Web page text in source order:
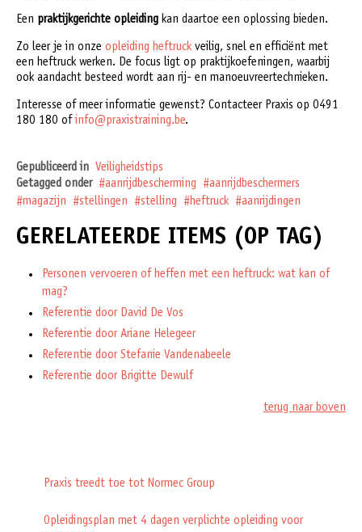
Een praktijkgerichte opleiding kan daartoe een oplossing bieden.
Zo leer je in onze opleiding heftruck veilig, snel en efficiënt met
een heftruck werken. De focus ligt op praktijkoefeningen, waarbij
ook aandacht besteed wordt aan rij- en manoeuvreertechnieken.
Interesse of meer informatie gewenst? Contacteer Praxis op 0491
180 180 ofinfo@praxistraining.be.
Gepubliceerd in Veiligheidstips
Getagged onder
aanrijdbescherming
aanrijdbeschermers
magazijn
stellingen stelling heftruck aanrijdingen
GERELATEERDE ITEMS (OP TAG)
Personen vervoeren of heffen met een heftruck: wat kan of
mag?
Referentie door David De Vos
Referentie door Ariane Helegeer
Referentie door Stefanie Vandenabeele
Referentie door Brigitte Dewulf
terug naar boven
Praxis treedt toe tot Normec Group
Opleidingsplan met 4 dagen verplichte opleiding voor